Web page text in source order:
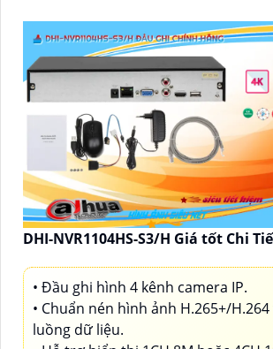
DHI-NVR1104HS-S3/H Giá tốt Chi
• Đầu ghi hình 4 kênh camera IP.
• Chuẩn nén hình ảnh H.265+/
luồng dữ liệu.